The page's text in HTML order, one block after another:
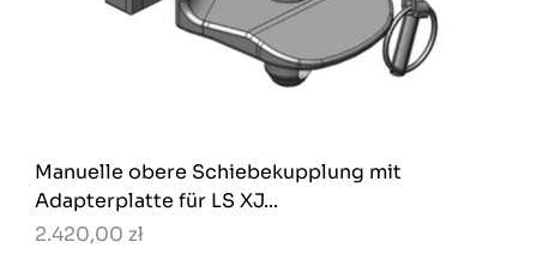
Manuelle obere Schiebekupplung mit
Adapterplatte für LS XJ...
2.420,00 zł